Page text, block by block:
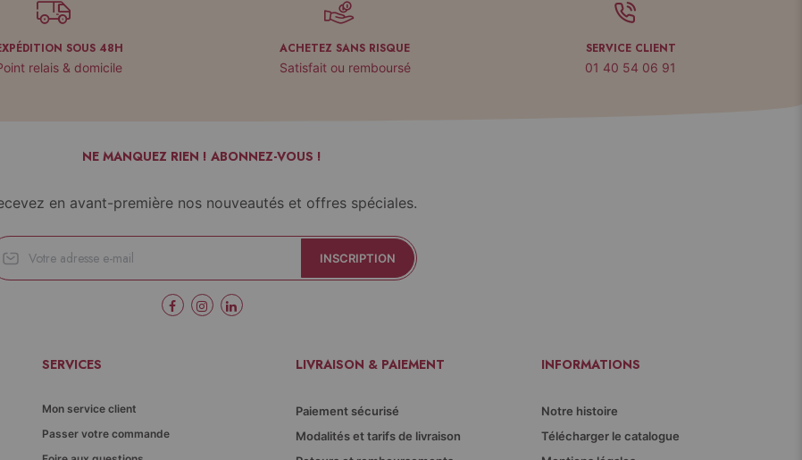
SOUS 48H
relais & domicile
ACHETEZ SANS RISQUE
Satisfait ou remboursé
SERVICE CLIENT
01 40 54 06 91
NE MANQUEZ RIEN ! ABONNEZ-VOUS !
en avant-première nos nouveautés et offres spéciales.
INSCRIPTION
SERVICES
Mon service client
Passer votre commande
LIVRAISON & PAIEMENT
Paiement sécurisé
Modalités et tarifs de livraison
INFORMATIONS
Notre histoire
Télécharger le catalogue